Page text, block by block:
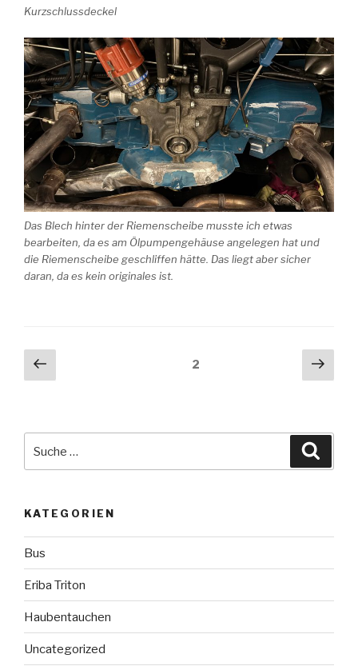
Kurzschlussdeckel
Das Blech hinter der Riemenscheibe musste ich etwas
bearbeiten, da es am Ölpumpengehäuse angelegen hat und
die Riemenscheibe geschliffen hätte. Das liegt aber sicher
daran, da es kein originales ist.
Beitragsnavigation
Vorherige
Seite
2
KATEGORIEN
Bus
Eriba Triton
Haubentauchen
Uncategorized